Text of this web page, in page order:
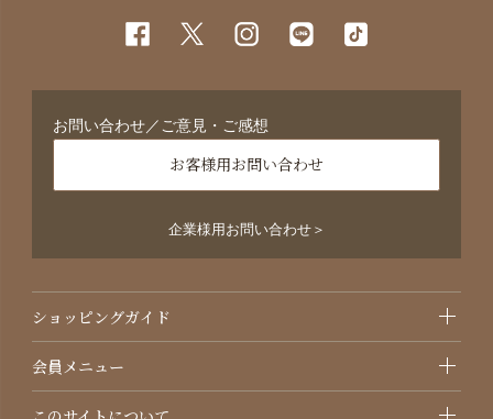
お問い合わせ／ご意見・ご感想
お客様用お問い合わせ
企業様用お問い合わせ＞
ショッピングガイド
会員メニュー